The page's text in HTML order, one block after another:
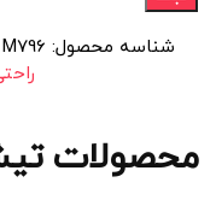
شناسه محصول: M796
محصولات